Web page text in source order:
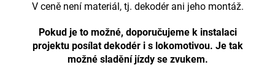
V ceně není materiál, tj. dekodér ani jeho montáž.
Pokud je to možné, doporučujeme k instalaci
projektu posílat dekodér i s lokomotivou. Je tak
možné sladění jízdy se zvukem.